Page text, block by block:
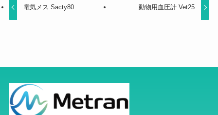
電気メス Sacty80 動物用血圧計 Vet25